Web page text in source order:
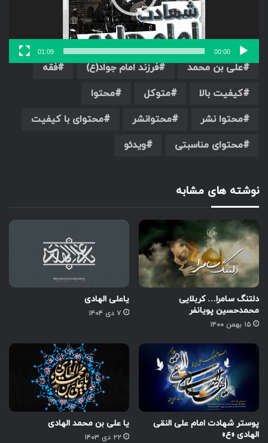
00:00
01:09
جبر و اختیار
دهمین امام شیعیان
زیارت جامعه کبیره
زیارت غدیریه
سامرا
علی بن محمد
فرزند امام جواد(ع)
فقه
کیفیت بالا
متوکل
محتوا
محتوا نشر
محتوانشر
محتوای با کیفیت
محتوای مناسبتی
ویدئو
نوشته های مشابه
دلتنگ سامرا… کربلایی
محمدحسین پویانفر
۱۵ بهمن ۱۴۰۰
یاعلی الهادی
۷ دی ۱۴۰۴
پوستر شهادت امام علی النقی
الهادی «ع»
یا علی بن محمد الهادی
۲۲ دی ۱۴۰۳